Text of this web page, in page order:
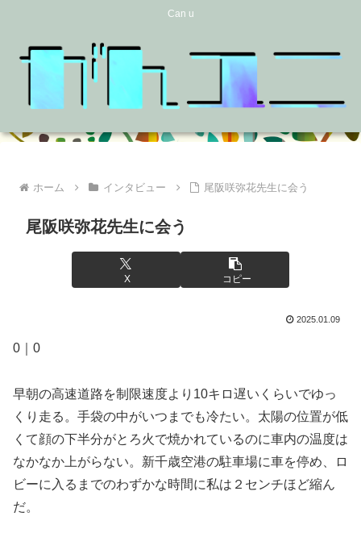
Can u
ホーム インタビュー 尾阪咲弥花先生に会う
尾阪咲弥花先生に会う
X コピー
2025.01.09
0｜0
早朝の高速道路を制限速度より10キロ遅いくらいでゆっ
くり走る。手袋の中がいつまでも冷たい。太陽の位置が低
くて顔の下半分がとろ火で焼かれているのに車内の温度は
なかなか上がらない。新千歳空港の駐車場に車を停め、ロ
ビーに入るまでのわずかな時間に私は２センチほど縮ん
だ。